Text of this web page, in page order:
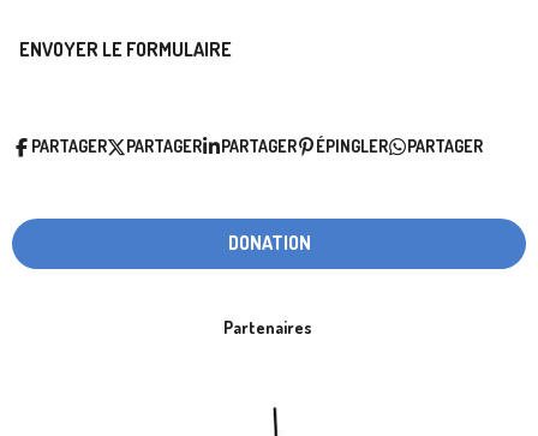
ENVOYER LE FORMULAIRE
PARTAGER PARTAGER PARTAGER ÉPINGLER PARTAGER
DONATION
Partenaires